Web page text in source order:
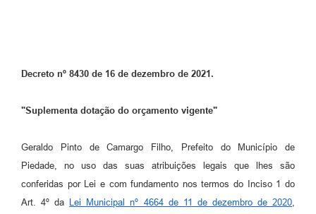
Decreto nº 8430 de 16 de dezembro de 2021.
"Suplementa dotação do orçamento vigente"
Geraldo Pinto de Camargo Filho, Prefeito do Município de
Piedade, no uso das suas atribuições legais que lhes são
conferidas por Lei e com fundamento nos termos do Inciso 1 do
Art. 4º da
Lei Municipal nº 4664 de 11 de dezembro de 2020